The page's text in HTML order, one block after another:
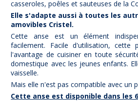
casseroles, poêles et sauteuses de la
Elle s'adapte aussi à toutes les
amovibles Cristel.
Cette anse est un élément
facilement. Facile d'utilisation, cette
l'avantage de cuisiner en toute
domestique avec les jeunes enfants.
vaisselle.
Mais elle n'est pas compatible avec un
Cette anse est disponible dans les